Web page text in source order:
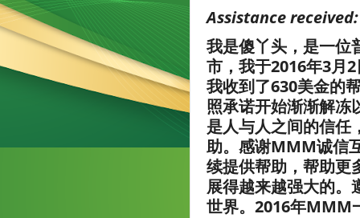
Assistance
我是傻丫头，是一位
市，我于2016年3月
我收到了630美金的
照承诺开始渐渐解冻
是人与人之间的信任
助。感谢MMM诚信
续提供帮助，帮助
展得越来越强大的。
世界。2016年MMM